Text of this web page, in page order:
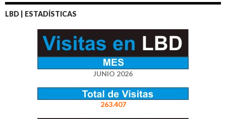
LBD | ESTADÍSTICAS
JUNIO 2026
263.407